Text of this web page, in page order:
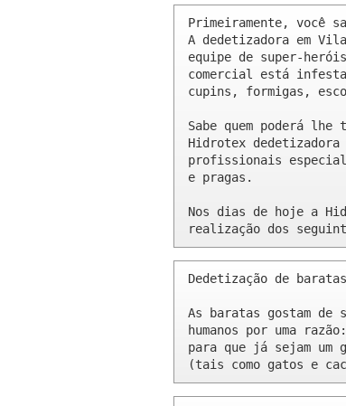
Primeiramente, você
A dedetizadora em
equipe de super-
comercial está
cupins, formigas,
Sabe quem poderá
Hidrotex
profissionais
e pragas.
Nos dias de hoje a
realização dos
Dedetização de
As baratas gostam de
humanos por uma
para que já sejam um
(tais como gatos e